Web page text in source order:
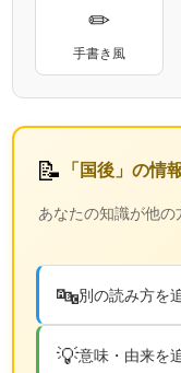
✏
手書き風
📝 「国後」の情
あなたの知識が他
🔤別の読み方を
💡意味・由来を